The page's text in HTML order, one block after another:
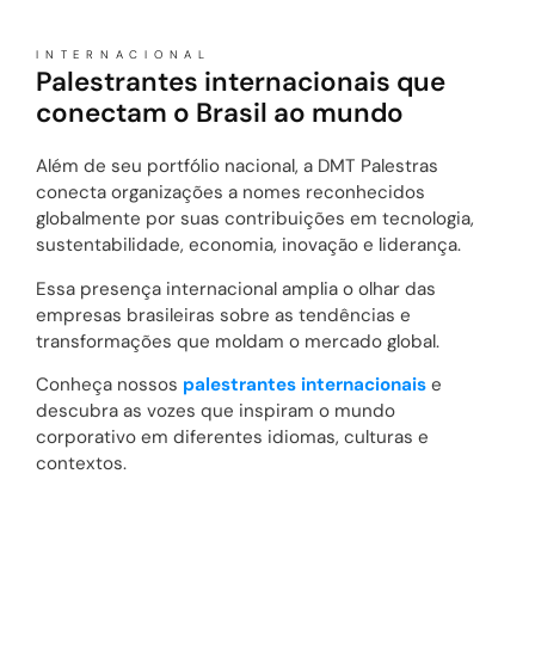
INTERNACIONAL
Palestrantes internacionais que
conectam o Brasil ao mundo
Além de seu portfólio nacional, a DMT Palestras
conecta organizações a nomes reconhecidos
globalmente por suas contribuições em tecnologia,
sustentabilidade, economia, inovação e liderança.
Essa presença internacional amplia o olhar das
empresas brasileiras sobre as tendências e
transformações que moldam o mercado global.
Conheça nossos palestrantes internacionais e
descubra as vozes que inspiram o mundo
corporativo em diferentes idiomas, culturas e
contextos.